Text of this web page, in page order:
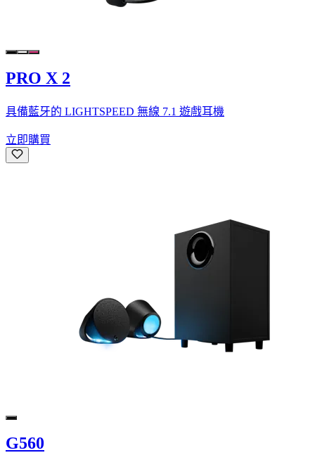
PRO X 2
具備藍牙的 LIGHTSPEED 無線 7.1 遊戲耳機
立即購買
G560